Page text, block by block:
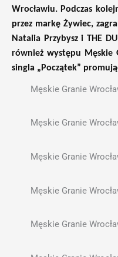
Wrocławiu. Podczas
przez markę Żywiec,
Natalia Przybysz i THE
również występu Męskie
singla „Początek”
Męskie Granie
Męskie Granie
Męskie Granie
Męskie Granie
Męskie Granie